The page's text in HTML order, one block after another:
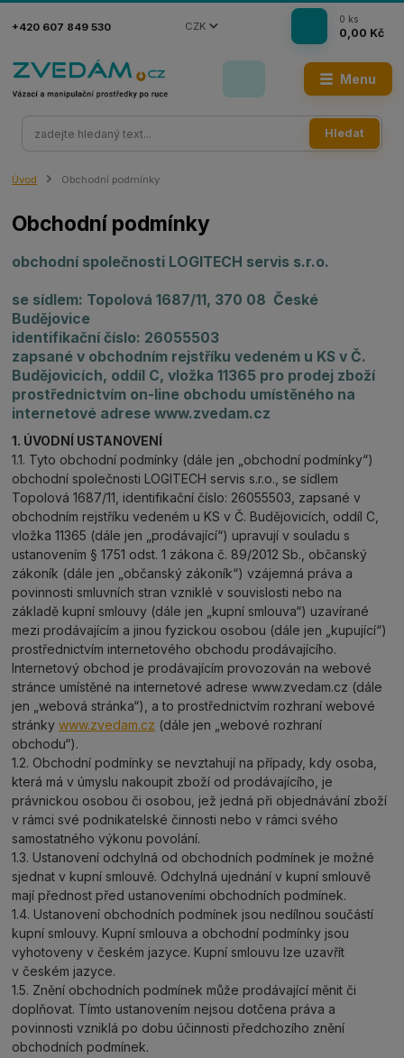
Menu
CZK
Hledat
+420 607 849 530
0 ks
0,00 Kč
Úvod Obchodní podmínky
Obchodní podmínky
obchodní společnosti LOGITECH servis s.r.o.
se sídlem: Topolová 1687/11, 370 08 České
Budějovice
identifikační číslo: 26055503
zapsané v obchodním rejstříku vedeném u KS v Č.
Budějovicích, oddíl C, vložka 11365 pro prodej zboží
prostřednictvím on-line obchodu umístěného na
internetové adrese www.zvedam.cz
1. ÚVODNÍ USTANOVENÍ
1.1. Tyto obchodní podmínky (dále jen „obchodní podmínky“)
obchodní společnosti LOGITECH servis s.r.o., se sídlem
Topolová 1687/11, identifikační číslo: 26055503, zapsané v
obchodním rejstříku vedeném u KS v Č. Budějovicích, oddíl C,
vložka 11365 (dále jen „prodávající“) upravují v souladu s
ustanovením § 1751 odst. 1 zákona č. 89/2012 Sb., občanský
zákoník (dále jen „občanský zákoník“) vzájemná práva a
povinnosti smluvních stran vzniklé v souvislosti nebo na
základě kupní smlouvy (dále jen „kupní smlouva“) uzavírané
mezi prodávajícím a jinou fyzickou osobou (dále jen „kupující“)
prostřednictvím internetového obchodu prodávajícího.
Internetový obchod je prodávajícím provozován na webové
stránce umístěné na internetové adrese www.zvedam.cz (dále
jen „webová stránka“), a to prostřednictvím rozhraní webové
stránkywww.zvedam.cz (dále jen „webové rozhraní
obchodu“).
1.2. Obchodní podmínky se nevztahují na případy, kdy osoba,
která má v úmyslu nakoupit zboží od prodávajícího, je
právnickou osobou či osobou, jež jedná při objednávání zboží
v rámci své podnikatelské činnosti nebo v rámci svého
samostatného výkonu povolání.
1.3. Ustanovení odchylná od obchodních podmínek je možné
sjednat v kupní smlouvě. Odchylná ujednání v kupní smlouvě
mají přednost před ustanoveními obchodních podmínek.
1.4. Ustanovení obchodních podmínek jsou nedílnou součástí
kupní smlouvy. Kupní smlouva a obchodní podmínky jsou
vyhotoveny v českém jazyce. Kupní smlouvu lze uzavřít
v českém jazyce.
1.5. Znění obchodních podmínek může prodávající měnit či
doplňovat. Tímto ustanovením nejsou dotčena práva a
povinnosti vzniklá po dobu účinnosti předchozího znění
obchodních podmínek.